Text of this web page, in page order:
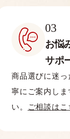
03
お悩
サポ
商品選びに迷
寧にご案内しま
い。
ご相談はこ